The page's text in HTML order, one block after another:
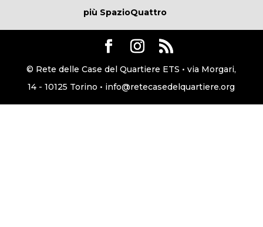
più SpazioQuattro
© Rete delle Case del Quartiere ETS • via Morgari,
14 - 10125 Torino • info@retecasedelquartiere.org